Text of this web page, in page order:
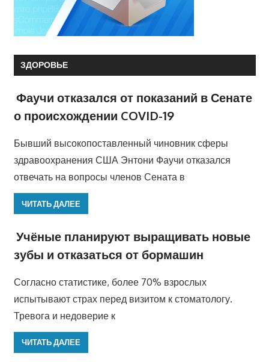
ЗДОРОВЬЕ
Фаучи отказался от показаний в Сенате
о происхождении COVID-19
Бывший высокопоставленный чиновник сферы
здравоохранения США Энтони Фаучи отказался
отвечать на вопросы членов Сената в
ЧИТАТЬ ДАЛЕЕ
Учёные планируют выращивать новые
зубы и отказаться от бормашин
Согласно статистике, более 70% взрослых
испытывают страх перед визитом к стоматологу.
Тревога и недоверие к
ЧИТАТЬ ДАЛЕЕ